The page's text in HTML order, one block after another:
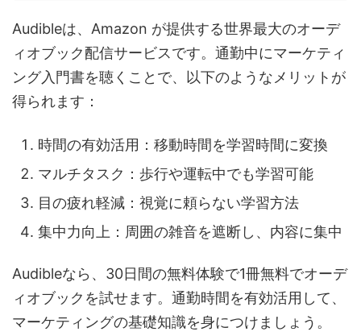
Audibleは、Amazon が提供する世界最大のオーデ
ィオブック配信サービスです。通勤中にマーケティ
ング入門書を聴くことで、以下のようなメリットが
得られます：
時間の有効活用：移動時間を学習時間に変換
マルチタスク：歩行や運転中でも学習可能
目の疲れ軽減：視覚に頼らない学習方法
集中力向上：周囲の雑音を遮断し、内容に集中
Audibleなら、30日間の無料体験で1冊無料でオーデ
ィオブックを試せます。通勤時間を有効活用して、
マーケティングの基礎知識を身につけましょう。